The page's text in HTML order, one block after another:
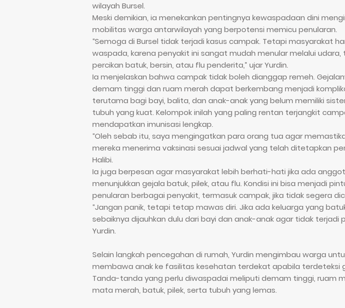
wilayah Bursel.
Meski demikian, ia menekankan pentingnya kewaspadaan dini
mobilitas warga antarwilayah yang berpotensi memicu penularan.
“Semoga di Bursel tidak terjadi kasus campak. Tetapi masyarakat
waspada, karena penyakit ini sangat mudah menular melalui
percikan batuk, bersin, atau flu penderita,” ujar Yurdin.
Ia menjelaskan bahwa campak tidak boleh dianggap remeh.
demam tinggi dan ruam merah dapat berkembang menjadi
terutama bagi bayi, balita, dan anak-anak yang belum memiliki
tubuh yang kuat. Kelompok inilah yang paling rentan terjangkit
mendapatkan imunisasi lengkap.
“Oleh sebab itu, saya mengingatkan para orang tua agar
mereka menerima vaksinasi sesuai jadwal yang telah ditetapkan
Halibi.
Ia juga berpesan agar masyarakat lebih berhati-hati jika ada
menunjukkan gejala batuk, pilek, atau flu. Kondisi ini bisa menjadi
penularan berbagai penyakit, termasuk campak, jika tidak segera
“Jangan panik, tetapi tetap mawas diri. Jika ada keluarga yang
sebaiknya dijauhkan dulu dari bayi dan anak-anak agar tidak terjadi
Yurdin.
Selain langkah pencegahan di rumah, Yurdin mengimbau warga
membawa anak ke fasilitas kesehatan terdekat apabila terdeteksi
Tanda-tanda yang perlu diwaspadai meliputi demam tinggi, ruam
mata merah, batuk, pilek, serta tubuh yang lemas.